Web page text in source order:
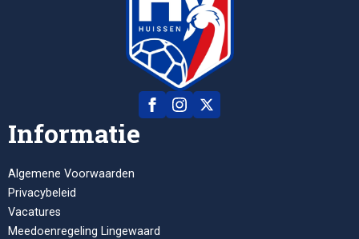
Informatie
Algemene Voorwaarden
Privacybeleid
Vacatures
Meedoenregeling Lingewaard